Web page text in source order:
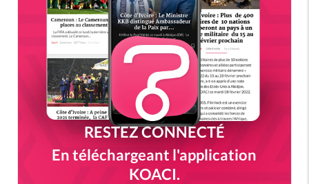
RESTEZ CONNECTÉ
En téléchargeant l'application
KOACI.